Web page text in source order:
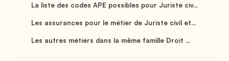
La liste des codes APE possibles pour Juriste civ...
Les assurances pour le métier de Juriste civil et...
Les autres métiers dans la même famille Droit ...